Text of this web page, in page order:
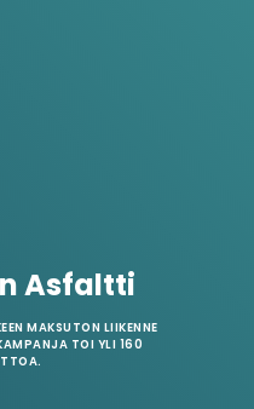
Asfaltti
MAKSUTON LIIKENNE
TOI YLI 160